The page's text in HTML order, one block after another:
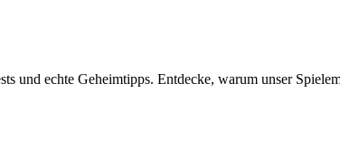
und echte Geheimtipps. Entdecke, warum unser